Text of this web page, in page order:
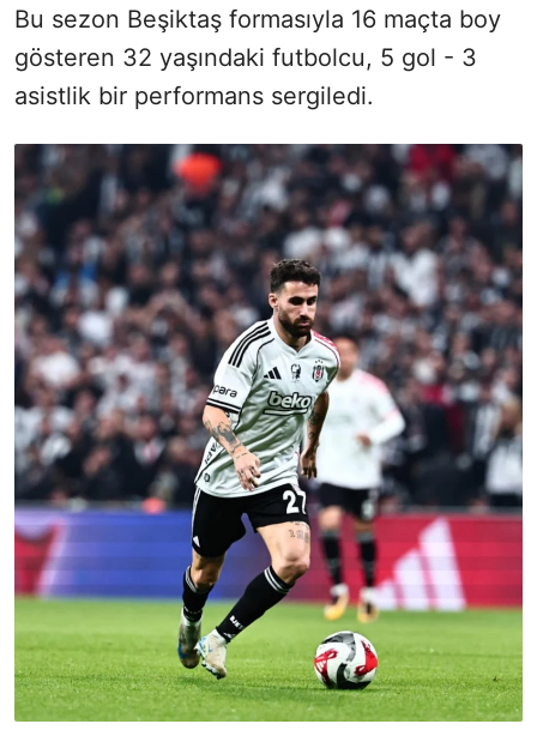
Bu sezon Beşiktaş formasıyla 16 maçta boy
gösteren 32 yaşındaki futbolcu, 5 gol - 3
asistlik bir performans sergiledi.